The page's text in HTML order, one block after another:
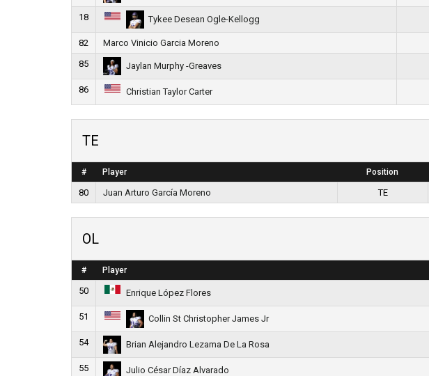
18 Tykee Desean Ogle-Kellogg
82 Marco Vinicio Garcia Moreno
85
Jaylan Murphy -Greaves
86 Christian Taylor Carter
TE
# Player Position
80 Juan Arturo García Moreno TE
OL
# Player
50 Enrique López Flores
51 Collin St Christopher James Jr
54 Brian Alejandro Lezama De La Rosa
55 Julio César Díaz Alvarado